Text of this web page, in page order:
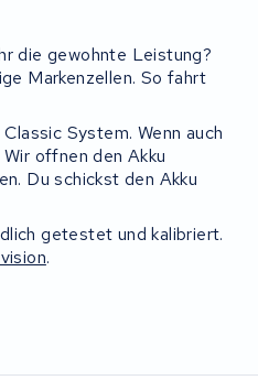
die gewohnte Leistung?
Markenzellen. So fahrt
System. Wenn auch
offnen den Akku
Du schickst den Akku
getestet und kalibriert.
.